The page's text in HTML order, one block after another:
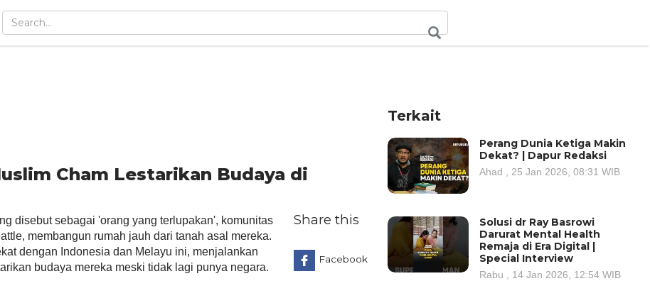
Cham Lestarikan Budaya di
disebut sebagai 'orang yang terlupakan', komunitas
membangun rumah jauh dari tanah asal mereka.
dengan Indonesia dan Melayu ini, menjalankan
budaya mereka meski tidak lagi punya negara.
Share this
Facebook
Terkait
Perang Dunia Ketiga Makin
Dekat? | Dapur Redaksi
Ahad , 25 Jan 2026, 08:31 WIB
Solusi dr Ray Basrowi
Darurat Mental Health
Remaja di Era Digital |
Special Interview
Rabu , 14 Jan 2026, 12:54 WIB